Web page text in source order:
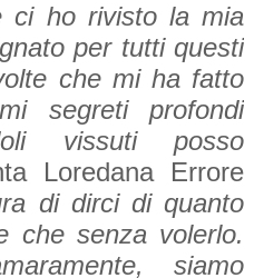
ci ho rivisto la mia
per tutti questi
che mi ha fatto
segreti profondi
vissuti posso
Loredana Errore
di dirci di quanto
che senza volerlo.
siamo